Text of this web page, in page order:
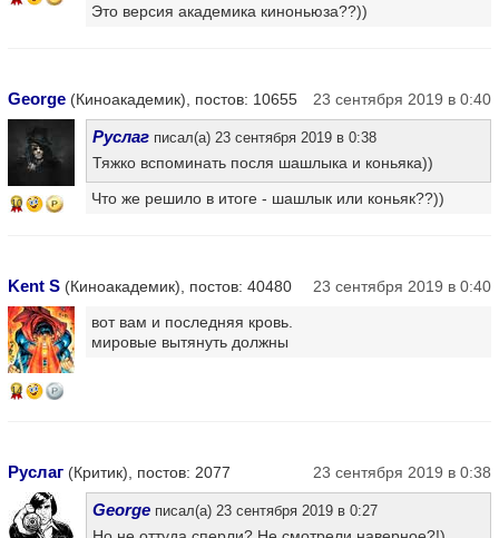
Это версия академика киноньюза??))
George (Киноакадемик), постов: 10655 23 сентября 2019 в 0:40
10
Руслаг писал(а) 23 сентября 2019 в 0:38
Тяжко вспоминать посля шашлыка и коньяка))
Что же решило в итоге - шашлык или коньяк??))
Kent S (Киноакадемик), постов: 40480 23 сентября 2019 в 0:40
14
вот вам и последняя кровь.
мировые вытянуть должны
Руслаг (Критик), постов: 2077 23 сентября 2019 в 0:38
George писал(а) 23 сентября 2019 в 0:27